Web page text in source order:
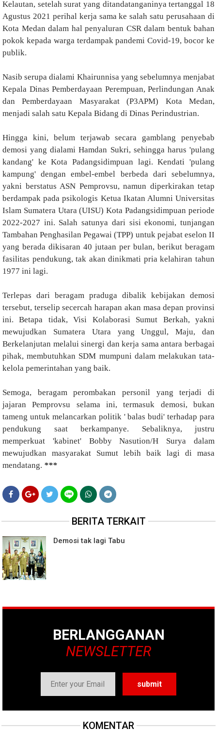
Kelautan, setelah surat yang ditandatanganinya tertanggal 18
Agustus 2021 perihal kerja sama ke salah satu perusahaan di
Kota Medan dalam hal penyaluran CSR dalam bentuk bahan
pokok kepada warga terdampak pandemi Covid-19, bocor ke
publik.
Nasib serupa dialami Khairunnisa yang sebelumnya menjabat
Kepala Dinas Pemberdayaan Perempuan, Perlindungan Anak
dan Pemberdayaan Masyarakat (P3APM) Kota Medan,
menjadi salah satu Kepala Bidang di Dinas Perindustrian.
Hingga kini, belum terjawab secara gamblang penyebab
demosi yang dialami Hamdan Sukri, sehingga harus 'pulang
kandang' ke Kota Padangsidimpuan lagi. Kendati 'pulang
kampung' dengan embel-embel berbeda dari sebelumnya,
yakni berstatus ASN Pemprovsu, namun diperkirakan tetap
berdampak pada psikologis Ketua Ikatan Alumni Universitas
Islam Sumatera Utara (UISU) Kota Padangsidimpuan periode
2022-2027 ini. Salah satunya dari sisi ekonomi, tunjangan
Tambahan Penghasilan Pegawai (TPP) untuk pejabat eselon II
yang berada dikisaran 40 jutaan per bulan, berikut beragam
fasilitas pendukung, tak akan dinikmati pria kelahiran tahun
1977 ini lagi.
Terlepas dari beragam praduga dibalik kebijakan demosi
tersebut, terselip secercah harapan akan masa depan provinsi
ini. Betapa tidak, Visi Kolaborasi Sumut Berkah, yakni
mewujudkan Sumatera Utara yang Unggul, Maju, dan
Berkelanjutan melalui sinergi dan kerja sama antara berbagai
pihak, membutuhkan SDM mumpuni dalam melakukan tata-
kelola pemerintahan yang baik.
Semoga, beragam perombakan personil yang terjadi di
jajaran Pemprovsu selama ini, termasuk demosi, bukan
tameng untuk melancarkan politik ' balas budi' terhadap para
pendukung saat berkampanye. Sebaliknya, justru
memperkuat 'kabinet' Bobby Nasution/H Surya dalam
mewujudkan masyarakat Sumut lebih baik lagi di masa
mendatang. ***
BERITA TERKAIT
Demosi tak lagi Tabu
BERLANGGANAN
NEWSLETTER
KOMENTAR